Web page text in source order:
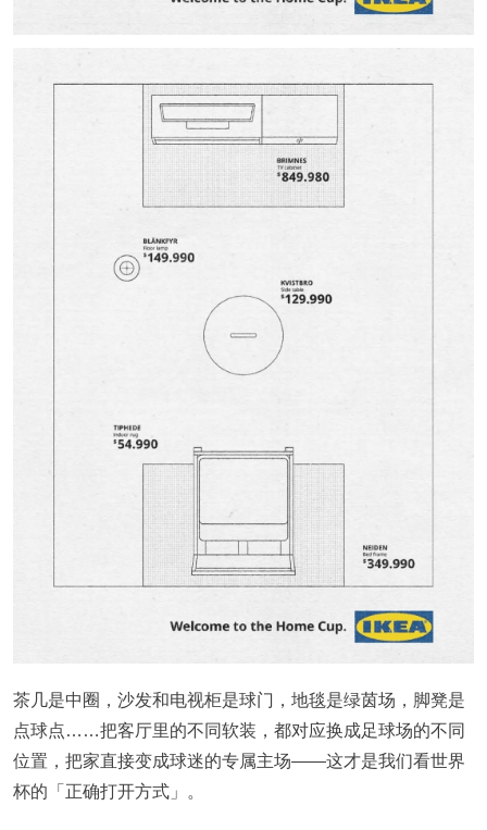
茶几是中圈，沙发和电视柜是球门，地毯是绿茵场，脚凳是
点球点……把客厅里的不同软装，都对应换成足球场的不同
位置，把家直接变成球迷的专属主场——这才是我们看世界
杯的「正确打开方式」。